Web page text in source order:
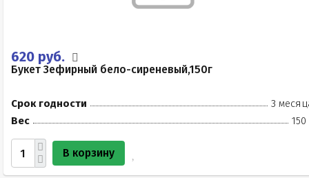
620 руб.
Букет Зефирный бело-сиреневый,150г
Срок годности
3
Вес
150
В корзину